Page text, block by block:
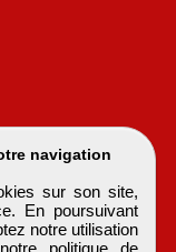
navigation
sur son site,
En poursuivant
notre utilisation
politique de